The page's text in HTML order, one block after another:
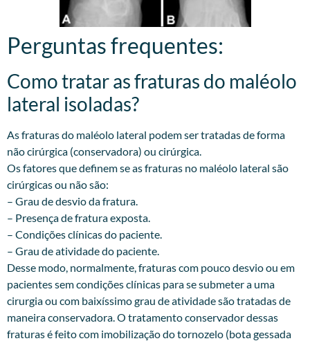
Perguntas frequentes:
Como tratar as fraturas do maléolo
lateral isoladas?
As fraturas do maléolo lateral podem ser tratadas de forma
não cirúrgica (conservadora) ou cirúrgica.
Os fatores que definem se as fraturas no maléolo lateral são
cirúrgicas ou não são:
– Grau de desvio da fratura.
– Presença de fratura exposta.
– Condições clínicas do paciente.
– Grau de atividade do paciente.
Desse modo, normalmente, fraturas com pouco desvio ou em
pacientes sem condições clínicas para se submeter a uma
cirurgia ou com baixíssimo grau de atividade são tratadas de
maneira conservadora. O tratamento conservador dessas
fraturas é feito com imobilização do tornozelo (bota gessada